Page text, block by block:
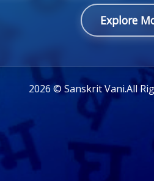
Explore
2026 © Sanskrit Vani.All